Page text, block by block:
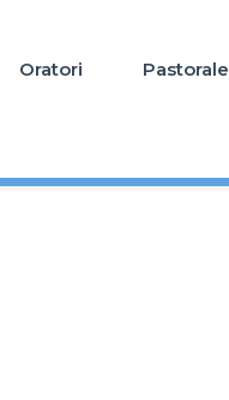
Oratori Pastorale